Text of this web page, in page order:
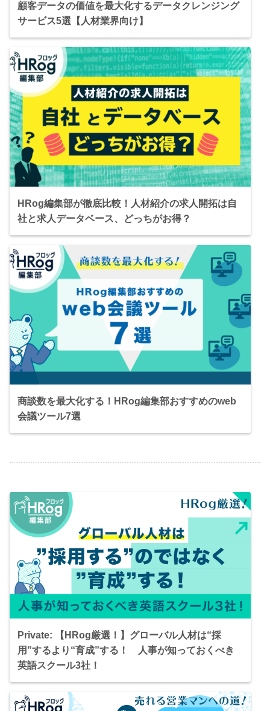
顧客データの価値を最大化するデータクレンジング
サービス5選【人材業界向け】
HRog編集部が徹底比較！人材紹介の求人開拓は自
社と求人データベース、どっちがお得？
商談数を最大化する！HRog編集部おすすめのweb
会議ツール7選
Private: 【HRog厳選！】グローバル人材は“採
用”するより“育成”する！ 人事が知っておくべき
英語スクール3社！